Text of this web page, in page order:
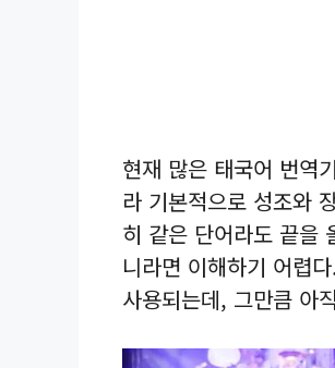
현재 많은 태국어 번역
라 기본적으로 성조와
히 같은 단어라도 끝을
니라면 이해하기 어렵
사용되는데, 그만큼 아